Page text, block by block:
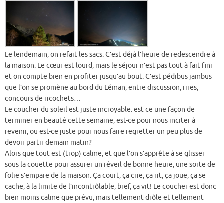
Le lendemain, on refait les sacs. C’est déjà l’heure de redescendre à
la maison. Le cœur est lourd, mais le séjour n’est pas tout à fait fini
et on compte bien en profiter jusqu’au bout. C’est pédibus jambus
que l’on se promène au bord du Léman, entre discussion, rires,
concours de ricochets…
Le coucher du soleil est juste incroyable: est ce une façon de
terminer en beauté cette semaine, est-ce pour nous inciter à
revenir, ou est-ce juste pour nous faire regretter un peu plus de
devoir partir demain matin?
Alors que tout est (trop) calme, et que l’on s’apprête à se glisser
sous la couette pour assurer un réveil de bonne heure, une sorte de
folie s’empare de la maison. Ça court, ça crie, ça rit, ça joue, ça se
cache, à la limite de l’incontrôlable, bref, ça vit! Le coucher est donc
bien moins calme que prévu, mais tellement drôle et tellement